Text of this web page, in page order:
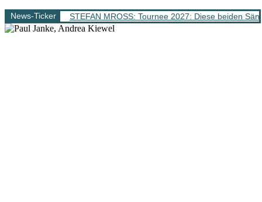
News-Ticker STEFAN MROSS: Tournee 2027: Diese beiden